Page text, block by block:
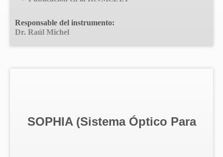
Responsable del instrumento:
Dr. Raúl Michel
SOPHIA (Sistema Óptico Para